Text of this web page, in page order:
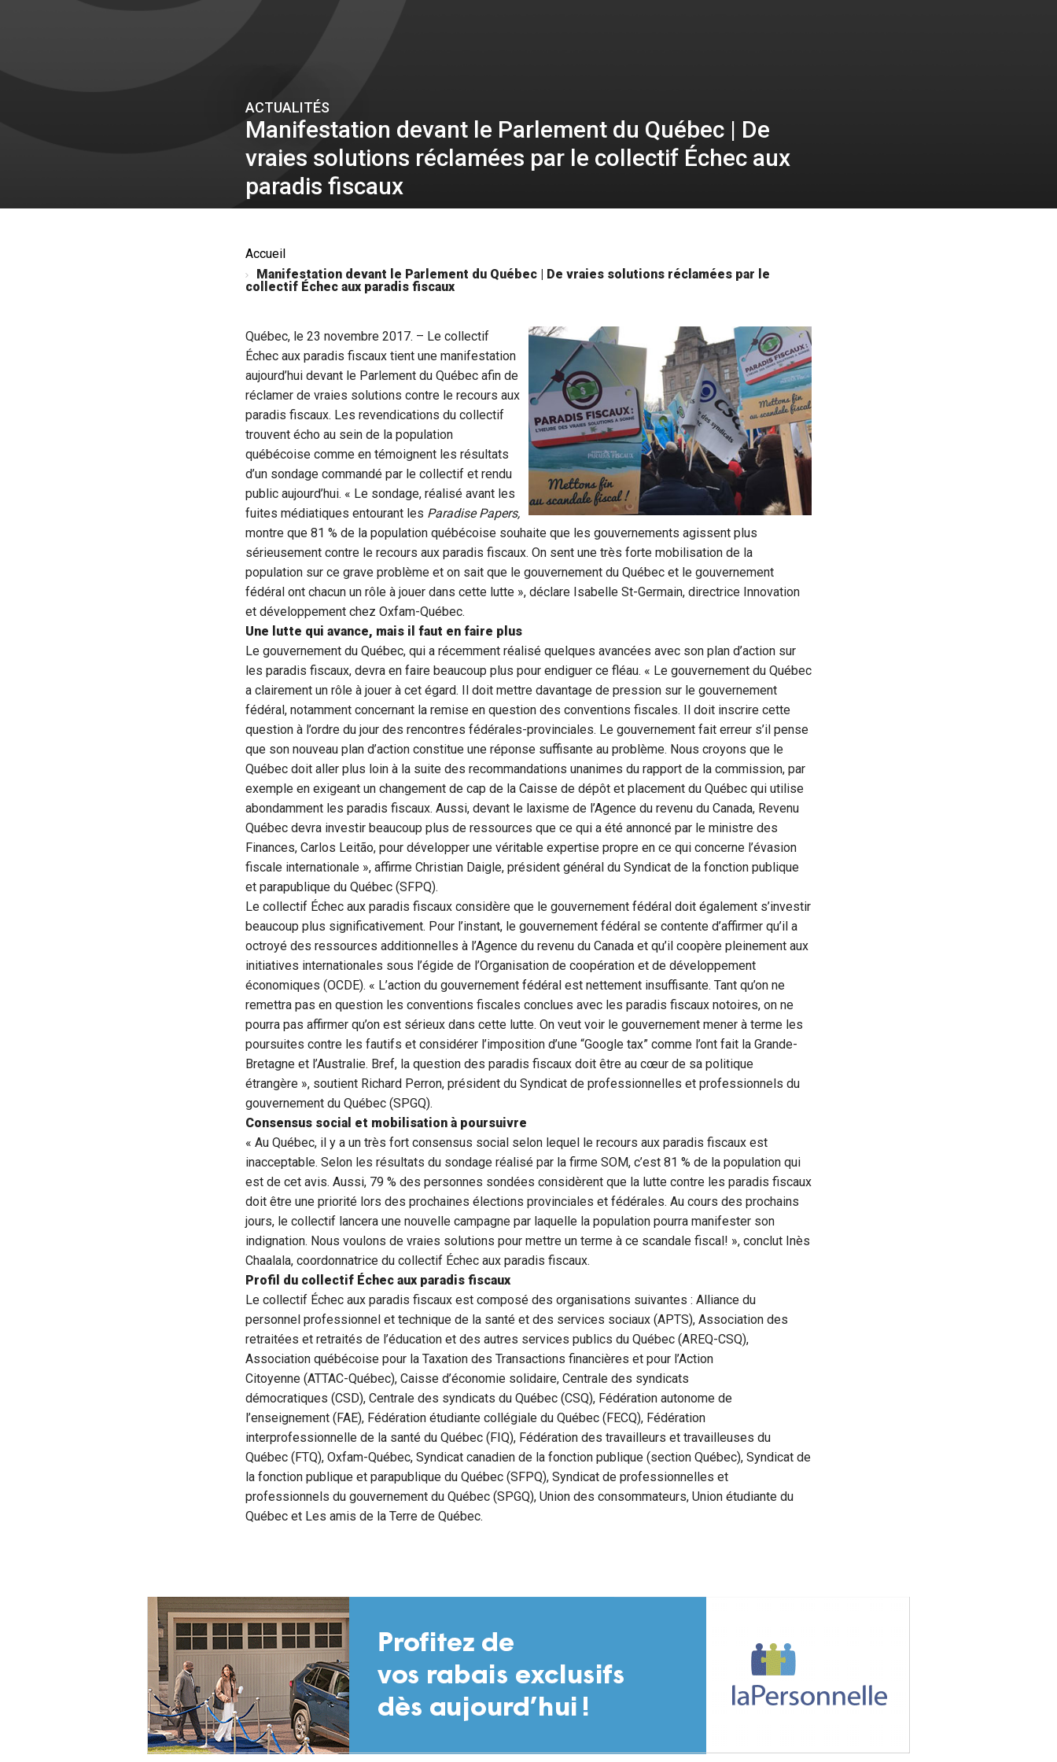
ACTUALITÉS
Manifestation devant le Parlement du Québec | De
vraies solutions réclamées par le collectif Échec aux
paradis fiscaux
Accueil
Manifestation devant le Parlement du Québec | De vraies solutions réclamées par le
collectif Échec aux paradis fiscaux
Québec, le 23 novembre 2017. – Le collectif
Échec aux paradis fiscaux tient une manifestation
aujourd’hui devant le Parlement du Québec afin de
réclamer de vraies solutions contre le recours aux
paradis fiscaux. Les revendications du collectif
trouvent écho au sein de la population
québécoise comme en témoignent les résultats
d’un sondage commandé par le collectif et rendu
public aujourd’hui. « Le sondage, réalisé avant les
fuites médiatiques entourant les Paradise Papers,
montre que 81 % de la population québécoise souhaite que les gouvernements agissent plus
sérieusement contre le recours aux paradis fiscaux. On sent une très forte mobilisation de la
population sur ce grave problème et on sait que le gouvernement du Québec et le gouvernement
fédéral ont chacun un rôle à jouer dans cette lutte », déclare Isabelle St-Germain, directrice Innovation
et développement chez Oxfam-Québec.
Une lutte qui avance, mais il faut en faire plus
Le gouvernement du Québec, qui a récemment réalisé quelques avancées avec son plan d’action sur
les paradis fiscaux, devra en faire beaucoup plus pour endiguer ce fléau. « Le gouvernement du Québec
a clairement un rôle à jouer à cet égard. Il doit mettre davantage de pression sur le gouvernement
fédéral, notamment concernant la remise en question des conventions fiscales. Il doit inscrire cette
question à l’ordre du jour des rencontres fédérales-provinciales. Le gouvernement fait erreur s’il pense
que son nouveau plan d’action constitue une réponse suffisante au problème. Nous croyons que le
Québec doit aller plus loin à la suite des recommandations unanimes du rapport de la commission, par
exemple en exigeant un changement de cap de la Caisse de dépôt et placement du Québec qui utilise
abondamment les paradis fiscaux. Aussi, devant le laxisme de l’Agence du revenu du Canada, Revenu
Québec devra investir beaucoup plus de ressources que ce qui a été annoncé par le ministre des
Finances, Carlos Leitão, pour développer une véritable expertise propre en ce qui concerne l’évasion
fiscale internationale », affirme Christian Daigle, président général du Syndicat de la fonction publique
et parapublique du Québec (SFPQ).
Le collectif Échec aux paradis fiscaux considère que le gouvernement fédéral doit également s’investir
beaucoup plus significativement. Pour l’instant, le gouvernement fédéral se contente d’affirmer qu’il a
octroyé des ressources additionnelles à l’Agence du revenu du Canada et qu’il coopère pleinement aux
initiatives internationales sous l’égide de l’Organisation de coopération et de développement
économiques (OCDE). « L’action du gouvernement fédéral est nettement insuffisante. Tant qu’on ne
remettra pas en question les conventions fiscales conclues avec les paradis fiscaux notoires, on ne
pourra pas affirmer qu’on est sérieux dans cette lutte. On veut voir le gouvernement mener à terme les
poursuites contre les fautifs et considérer l’imposition d’une “Google tax” comme l’ont fait la Grande-
Bretagne et l’Australie. Bref, la question des paradis fiscaux doit être au cœur de sa politique
étrangère », soutient Richard Perron, président du Syndicat de professionnelles et professionnels du
gouvernement du Québec (SPGQ).
Consensus social et mobilisation à poursuivre
« Au Québec, il y a un très fort consensus social selon lequel le recours aux paradis fiscaux est
inacceptable. Selon les résultats du sondage réalisé par la firme SOM, c’est 81 % de la population qui
est de cet avis. Aussi, 79 % des personnes sondées considèrent que la lutte contre les paradis fiscaux
doit être une priorité lors des prochaines élections provinciales et fédérales. Au cours des prochains
jours, le collectif lancera une nouvelle campagne par laquelle la population pourra manifester son
indignation. Nous voulons de vraies solutions pour mettre un terme à ce scandale fiscal! », conclut Inès
Chaalala, coordonnatrice du collectif Échec aux paradis fiscaux.
Profil du collectif Échec aux paradis fiscaux
Le collectif Échec aux paradis fiscaux est composé des organisations suivantes : Alliance du
personnel professionnel et technique de la santé et des services sociaux (APTS), Association des
retraitées et retraités de l’éducation et des autres services publics du Québec (AREQ-CSQ),
Association québécoise pour la Taxation des Transactions financières et pour l’Action
Citoyenne (ATTAC-Québec), Caisse d’économie solidaire, Centrale des syndicats
démocratiques (CSD), Centrale des syndicats du Québec (CSQ), Fédération autonome de
l’enseignement (FAE), Fédération étudiante collégiale du Québec (FECQ), Fédération
interprofessionnelle de la santé du Québec (FIQ), Fédération des travailleurs et travailleuses du
Québec (FTQ), Oxfam-Québec, Syndicat canadien de la fonction publique (section Québec), Syndicat de
la fonction publique et parapublique du Québec (SFPQ), Syndicat de professionnelles et
professionnels du gouvernement du Québec (SPGQ), Union des consommateurs, Union étudiante du
Québec et Les amis de la Terre de Québec.